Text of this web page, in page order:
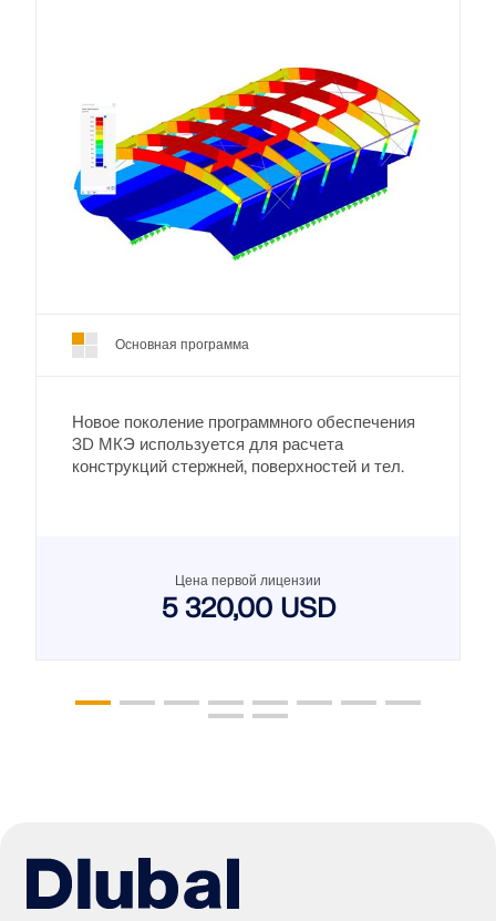
Основная программа
Новое поколение программного обеспечения
3D МКЭ используется для расчета
конструкций стержней, поверхностей и тел.
Цена первой лицензии
5 320,00 USD